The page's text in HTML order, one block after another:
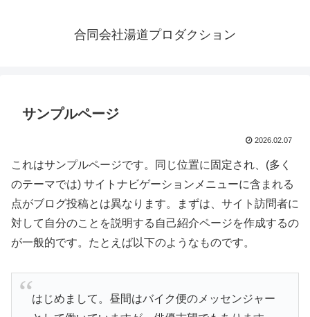
合同会社湯道プロダクション
サンプルページ
2026.02.07
これはサンプルページです。同じ位置に固定され、(多く
のテーマでは) サイトナビゲーションメニューに含まれる
点がブログ投稿とは異なります。まずは、サイト訪問者に
対して自分のことを説明する自己紹介ページを作成するの
が一般的です。たとえば以下のようなものです。
はじめまして。昼間はバイク便のメッセンジャー